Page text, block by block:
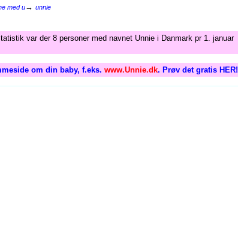
med u→ unnie
var der 8 personer med navnet Unnie i Danmark pr 1. januar
om din baby, f.eks. www.Unnie.dk. Prøv det gratis HER!